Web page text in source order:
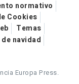
normativo
Cookies
Temas
navidad
Europa Press.